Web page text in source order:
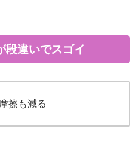
段違いでスゴイ
擦も減る